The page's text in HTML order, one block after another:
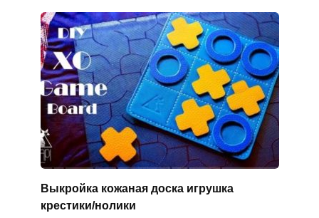
Выкройка кожаная доска игрушка
крестики/нолики